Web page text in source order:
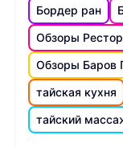
Бордер ран
Обзоры
Обзоры Баров
тайская кухня
тайский